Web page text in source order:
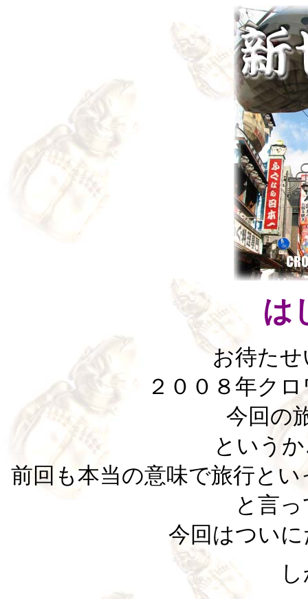
は
お待た
２００８年ク
今回
という
前回も本当の意味で旅行と
と言
今回はつい